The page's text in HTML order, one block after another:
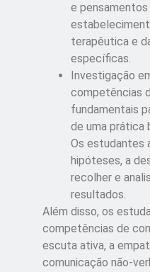
e
terapêutica e
específicas.
Investigação
competências
fundamentais
de uma prática
Os estudantes
hipóteses, a
recolher e
resultados.
Além disso, os
competências de
escuta ativa, a
comunicação não-